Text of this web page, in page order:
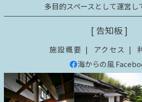
多目的スペースとして運営し
[ 告知板 ]
施設概要 アクセス
海からの風